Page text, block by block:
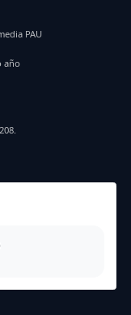
PAU
año